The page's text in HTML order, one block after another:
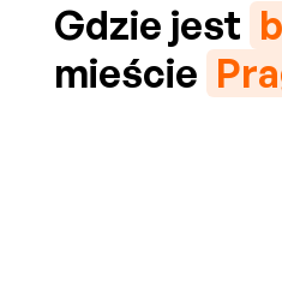
Gdzie jest
mieście